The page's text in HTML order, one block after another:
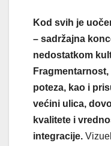
Kod svih je
– sadržajna
nedostatkom
poteza, kao i
većini ulica,
kvalitete i
integracije.